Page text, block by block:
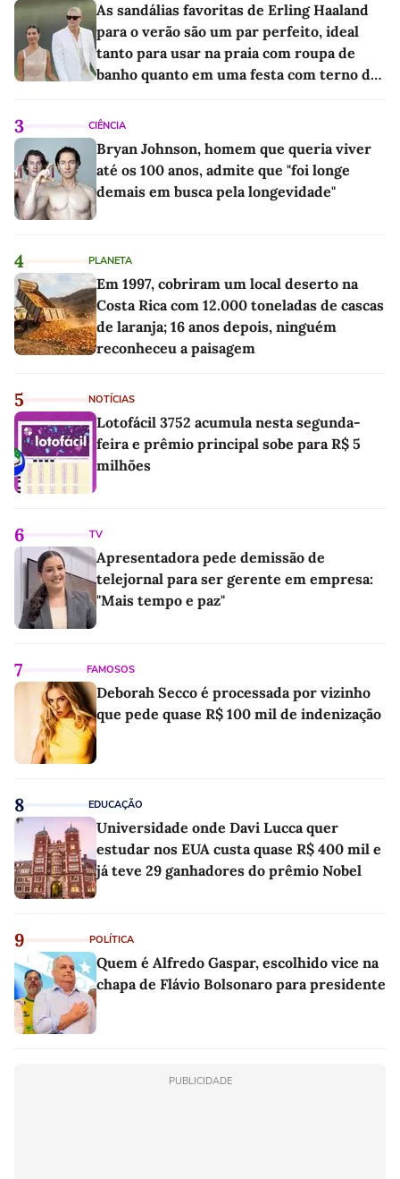
As sandálias favoritas de Erling Haaland
para o verão são um par perfeito, ideal
tanto para usar na praia com roupa de
banho quanto em uma festa com terno de
3 CIÊNCIA
Bryan Johnson, homem que queria viver
até os 100 anos, admite que "foi longe
demais em busca pela longevidade"
4 PLANETA
Em 1997, cobriram um local deserto na
Costa Rica com 12.000 toneladas de cascas
de laranja; 16 anos depois, ninguém
reconheceu a paisagem
5 NOTÍCIAS
Lotofácil 3752 acumula nesta segunda-
feira e prêmio principal sobe para R$ 5
milhões
6 TV
Apresentadora pede demissão de
telejornal para ser gerente em empresa:
"Mais tempo e paz"
7 FAMOSOS
Deborah Secco é processada por vizinho
que pede quase R$ 100 mil de indenização
8 EDUCAÇÃO
Universidade onde Davi Lucca quer
estudar nos EUA custa quase R$ 400 mil e
já teve 29 ganhadores do prêmio Nobel
9 POLÍTICA
Quem é Alfredo Gaspar, escolhido vice na
chapa de Flávio Bolsonaro para presidente
PUBLICIDADE